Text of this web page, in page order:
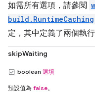
如需所有選項，請參閱
build.RuntimeCaching
定，其中定義了兩個執
skipWaiting
boolean 選填
預設值為 false。